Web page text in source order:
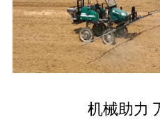
机械助力